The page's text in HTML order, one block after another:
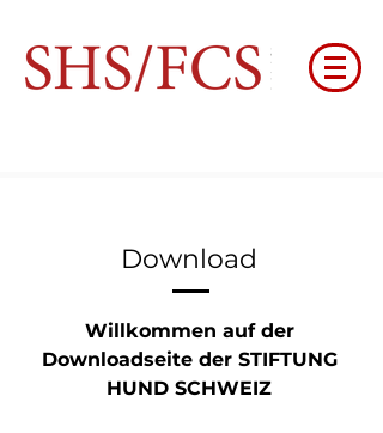
Download
Willkommen auf der
Downloadseite der STIFTUNG
HUND SCHWEIZ